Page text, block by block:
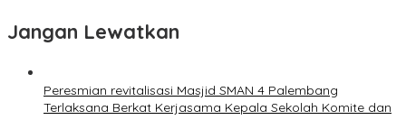
Jangan Lewatkan
Peresmian revitalisasi Masjid SMAN 4 Palembang
Terlaksana Berkat Kerjasama Kepala Sekolah Komite dan